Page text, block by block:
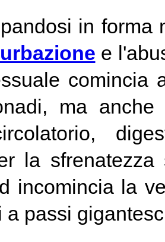
in forma
e
comincia
ma anche
la
incomincia la
a passi